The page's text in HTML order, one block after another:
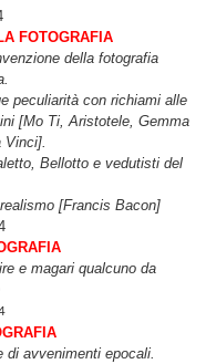
FOTOGRAFIA
della fotografia
peculiarità con richiami alle
[Mo Ti, Aristotele, Gemma
Vinci].
Bellotto e vedutisti del
[Francis Bacon]
e magari qualcuno da
di avvenimenti epocali.